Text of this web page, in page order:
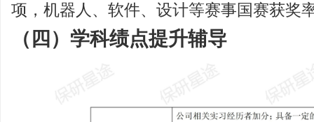
项，机器人、软件、设计等赛事国赛获奖
（四）学科绩点提升辅导